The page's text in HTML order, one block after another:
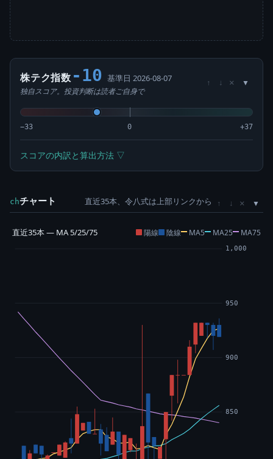
株テク指数 -10 基準日 2026-08-07
独自スコア。投資判断は読者ご自身で
↑ ↓ ×
−33 0 +37
スコアの内訳と算出方法 ▽
chチャート 直近35本、令八式は上部リンクから ↑ ↓ ×
直近35本 — MA 5/25/75 陽線 陰線 MA5 MA25 MA75
850
900
950
1,000